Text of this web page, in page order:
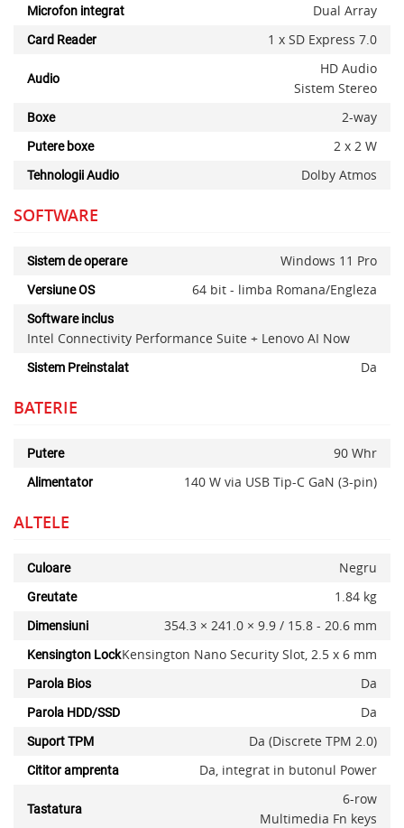
Microfon integrat Dual Array
Card Reader 1 x SD Express 7.0
Audio
HD Audio
Sistem Stereo
Boxe 2-way
Putere boxe 2 x 2 W
Tehnologii Audio Dolby Atmos
SOFTWARE
Sistem de operare Windows 11 Pro
Versiune OS 64 bit - limba Romana/Engleza
Software inclus
Intel Connectivity Performance Suite + Lenovo AI Now
Sistem Preinstalat Da
BATERIE
Putere 90 Whr
Alimentator 140 W via USB Tip-C GaN (3-pin)
ALTELE
Culoare Negru
Greutate 1.84 kg
Dimensiuni 354.3 × 241.0 × 9.9 / 15.8 - 20.6 mm
Kensington LockKensington Nano Security Slot, 2.5 x 6 mm
Parola Bios Da
Parola HDD/SSD Da
Suport TPM Da (Discrete TPM 2.0)
Cititor amprenta Da, integrat in butonul Power
Tastatura
6-row
Multimedia Fn keys